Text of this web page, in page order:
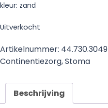
kleur: zand
Uitverkocht
Artikelnummer: 44.730.3049
Continentiezorg,Stoma
Beschrijving